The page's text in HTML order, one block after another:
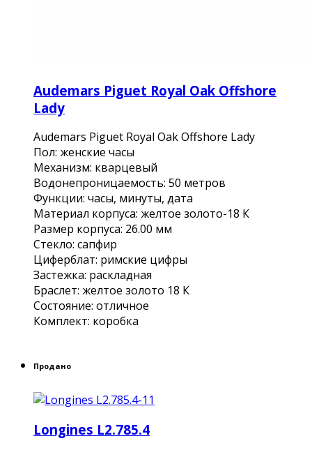
Audemars Piguet Royal Oak Offshore
Lady
Audemars Piguet Royal Oak Offshore Lady
Пол: женские часы
Механизм: кварцевый
Водонепроницаемость: 50 метров
Функции: часы, минуты, дата
Материал корпуса: желтое золото-18 К
Размер корпуса: 26.00 мм
Стекло: сапфир
Циферблат: римские цифры
Застежка: раскладная
Браслет: желтое золото 18 К
Состояние: отличное
Комплект: коробка
Продано
Longines L2.785.4